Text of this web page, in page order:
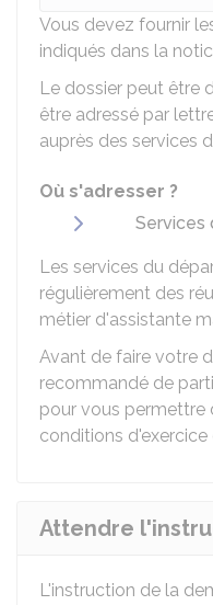
Vous devez fournir
indiqués dans la
Le dossier peut être
être adressé par
auprès des services
Où s'adresser ?
Services
Les services du
régulièrement des
métier d'assistante
Avant de faire votre
recommandé de
pour vous permettre
conditions d'exercice
Attendre
L'instruction de la